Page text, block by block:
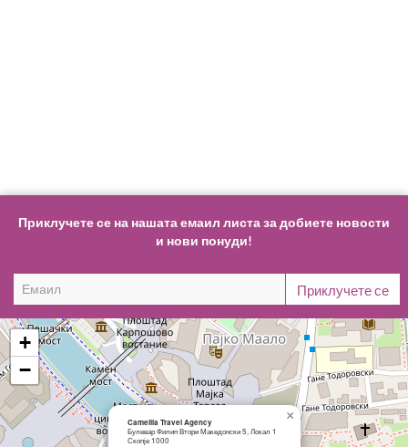
Приклучете се на нашата емаил листа за добиете новости
и нови понуди!
Camellia Travel Agency
Булевар Филип Втори Македонски 5, Локал 1
Скопје 1000
×
+
−